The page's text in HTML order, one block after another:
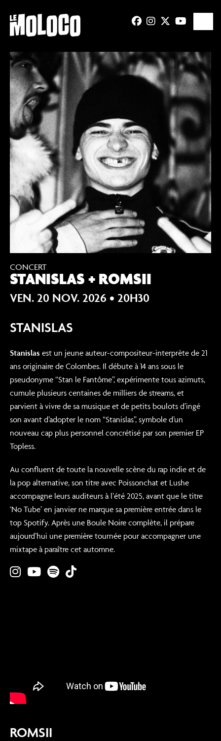
CONCERT
STANISLAS + ROMSII
VEN. 20 NOV. 2026 • 20H30
STANISLAS
Stanislas est un jeune auteur-compositeur-interprète de 21
ans originaire de Colombes. Il débute à 14 ans sous le
pseudonyme “Stan le Fantôme”, expérimente tous azimuts,
cumule plusieurs centaines de milliers de streams, et
parvient à vivre de sa musique et de petits boulots d’ingé
son avant d’adopter le nom “Stanislas”, symbole d’un
nouveau cap plus personnel concrétisé par son premier EP
Topless.
Au confluent de toute la nouvelle scène du rap indie et de
la pop alternative, son titre avec Poissonchat et Lushe
accompagne leurs auditeurs à l’été 2025, avant que le titre
‘No Tube’ en janvier ne marque sa première entrée dans le
top Spotify. Après une Boule Noire complète, il prépare
aujourd’hui une première tournée pour accompagner une
mixtape à paraître cet automne.
ROMSII